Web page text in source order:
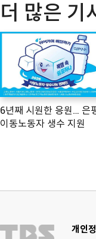
더 많은 기
6년째 시원한 응원… 은
이동노동자 생수 지원
개인